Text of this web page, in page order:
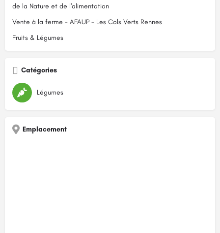
de la Nature et de l'alimentation
Vente à la ferme - AFAUP - Les Cols Verts Rennes
Fruits & Légumes
Catégories
Légumes
Emplacement